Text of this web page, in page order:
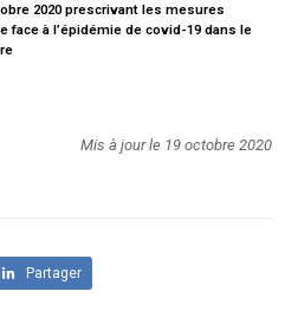
2020 prescrivant les mesures
face à l’épidémie de covid-19 dans le
Mis à jour le 19 octobre 2020
Partager